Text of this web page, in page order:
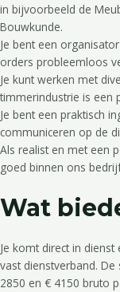
in bijvoorbeeld de
Bouwkunde.
Je bent een
orders probleemloos
Je kunt werken met
timmerindustrie is een
Je bent een praktisch
communiceren op de
Als realist en met een
goed binnen ons
Wat
Je komt direct in
vast dienstverband.
2850 en € 4150 bruto